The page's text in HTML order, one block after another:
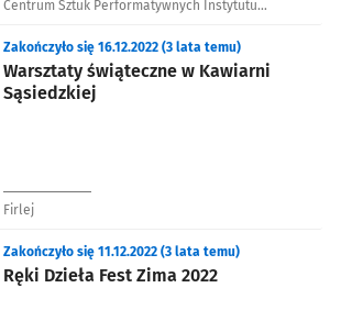
Centrum Sztuk Performatywnych Instytutu
Warsztaty świąteczne w Kawiarni
Sąsiedzkiej
Zakończyło się 16.12.2022 (3 lata temu)
Firlej
Ręki Dzieła Fest Zima 2022
Zakończyło się 11.12.2022 (3 lata temu)